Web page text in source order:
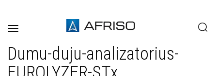
Toggle
Dumu-duju-analizatorius-